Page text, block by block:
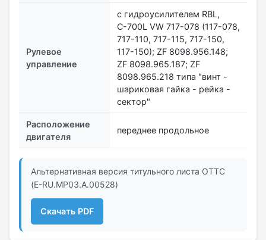
Рулевое
управление
с гидроусилителем RBL,
С-700L VW 717-078 (117-078,
717-110, 717-115, 717-150,
117-150); ZF 8098.956.148;
ZF 8098.965.187; ZF
8098.965.218 типа "винт -
шариковая гайка - рейка -
сектор"
Расположение
двигателя
переднее продольное
Альтернативная версия титульного листа ОТТС
(E-RU.МР03.A.00528)
Скачать PDF